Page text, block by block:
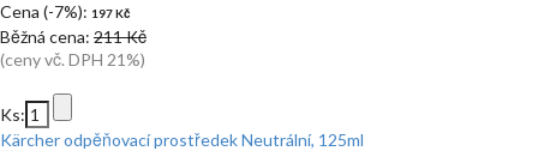
Cena (-7%): 197 Kč
Běžná cena: 211 Kč
(ceny vč. DPH 21%)
Ks:
Kärcher odpěňovací prostředek Neutrální, 125ml